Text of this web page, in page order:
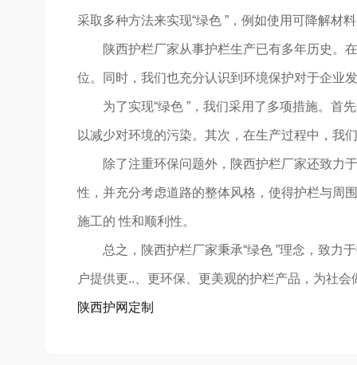
采取多种方法来实现“绿色 ”，例如使用可降解材
陕西护栏厂家从事护栏生产已有多年历史。
位。同时，我们也充分认识到环境保护对于企业
为了实现“绿色 ”，我们采用了多项措施。首
以减少对环境的污染。其次，在生产过程中，我
除了注重环保问题外，陕西护栏厂家还致力
性，并充分考虑道路的整体风格，使得护栏与周
施工的 性和顺利性。
总之，陕西护栏厂家秉承“绿色 ”理念，致力
户提供更..、更环保、更美观的护栏产品，为社会
陕西护网定制